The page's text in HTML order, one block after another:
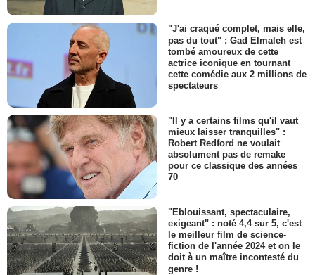
"J'ai craqué complet, mais elle,
pas du tout" : Gad Elmaleh est
tombé amoureux de cette
actrice iconique en tournant
cette comédie aux 2 millions de
spectateurs
"Il y a certains films qu'il vaut
mieux laisser tranquilles" :
Robert Redford ne voulait
absolument pas de remake
pour ce classique des années
70
"Eblouissant, spectaculaire,
exigeant" : noté 4,4 sur 5, c'est
le meilleur film de science-
fiction de l'année 2024 et on le
doit à un maître incontesté du
genre !